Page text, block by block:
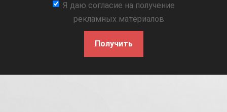
Я даю согласие на получение
рекламных материалов
Получить